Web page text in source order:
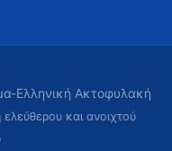
Ελληνική Ακτοφυλακή
και ανοιχτού